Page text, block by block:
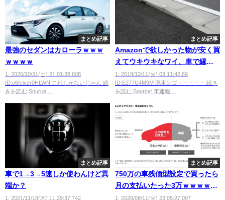
まとめ記事
最強のセダンはカローラｗｗｗ
ｗｗｗｗ
1: 2020/10/31(土) 21:01:38.608
ID:o6fcivzr0HLWN これしかないじゃん 続
きを読む Source:...
まとめ記事
Amazonで欲しかった物が安く買
えてウキウキなワイ、車で縁石
に乗り上げて無事終了ｗｗｗｗ
1: 2018/12/11(火) 03:11:42.69
ID:E277U4M9M 廃車ンゴ・・・・・ 続き
を読む Source: 車速報 ...
まとめ記事
車で1→3→5速しか使わんけど異
端か？
1: 2021/11/18(木) 11:29:37.742
まとめ記事
750万の車残価型設定で買ったら
月の支払いたった3万ｗｗｗｗｗ
ｗｗｗ
1: 2020/08/11(火) 23:05:27.097